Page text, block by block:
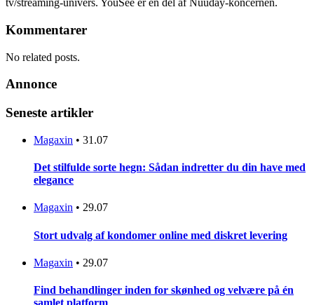
tv/streaming-univers. YouSee er en del af Nuuday-koncernen.
Kommentarer
No related posts.
Annonce
Seneste artikler
Magaxin • 31.07
Det stilfulde sorte hegn: Sådan indretter du din have med
elegance
Magaxin • 29.07
Stort udvalg af kondomer online med diskret levering
Magaxin • 29.07
Find behandlinger inden for skønhed og velvære på én